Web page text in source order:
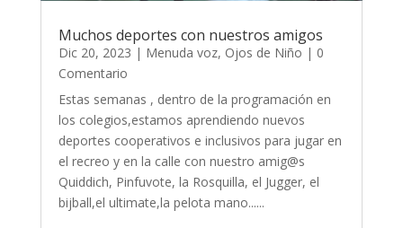
Muchos deportes con nuestros amigos
Dic 20, 2023 | Menuda voz, Ojos de Niño | 0
Comentario
Estas semanas , dentro de la programación en
los colegios,estamos aprendiendo nuevos
deportes cooperativos e inclusivos para jugar en
el recreo y en la calle con nuestro amig@s
Quiddich, Pinfuvote, la Rosquilla, el Jugger, el
bijball,el ultimate,la pelota mano......